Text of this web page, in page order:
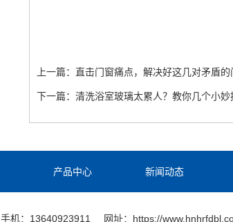
上一篇： 直击门窗痛点，解决好这几对矛盾
下一篇： 清洗浴室玻璃太累人？教你几个小妙
产品中心 新闻动态
手机：13640923911 网址：https://